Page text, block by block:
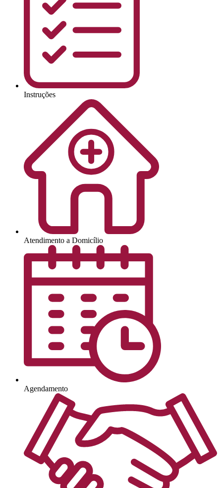
Instruções
Atendimento a Domicílio
Agendamento